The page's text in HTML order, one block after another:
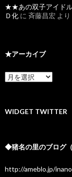
★★あの双子アイドル
Ｄ化 に 斉藤昌宏 より
★アーカイブ
★
ア
イ
WIDGET TWITTER
◆猪名の里のブログ（
http://ameblo.jp/